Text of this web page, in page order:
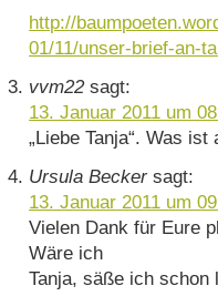
http://
01/11/unser-brief-an-
vvm22 sagt:
13. Januar 2011 um
„Liebe Tanja“. Was ist
Ursula Becker sagt:
13. Januar 2011 um
Vielen Dank für Eure
Wäre ich
Tanja, säße ich schon